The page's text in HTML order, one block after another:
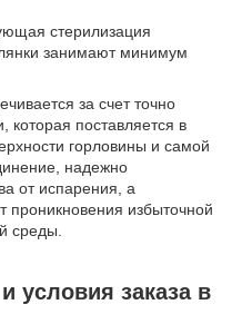
стерилизация
занимают минимум
за счет точно
которая поставляется в
горловины и самой
надежно
от испарения, а
проникновения избыточной
среды.
условия заказа в